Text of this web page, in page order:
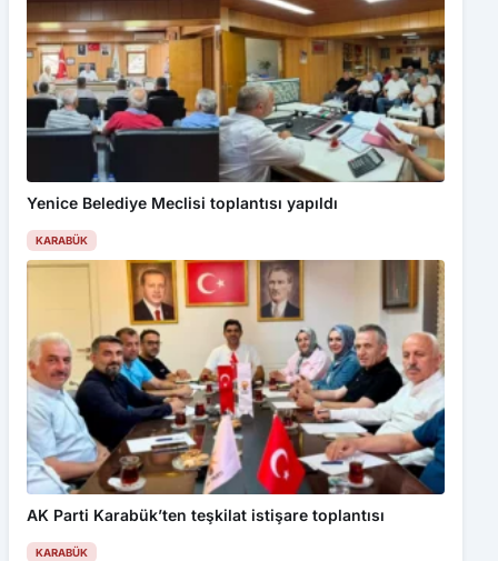
Yenice Belediye Meclisi toplantısı yapıldı
KARABÜK
AK Parti Karabük’ten teşkilat istişare toplantısı
KARABÜK